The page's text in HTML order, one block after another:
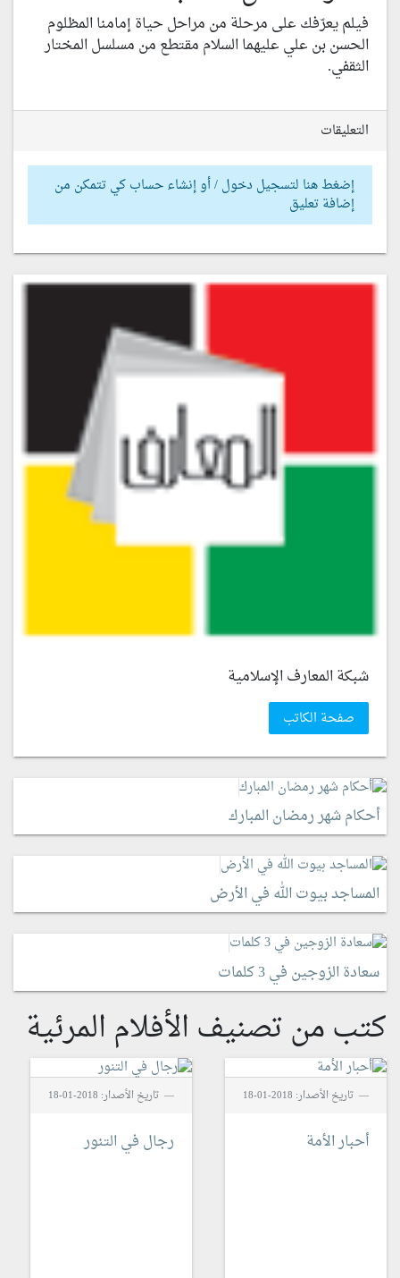
فيلم يعرّفك على مرحلة من مراحل حياة إمامنا المظلوم
الحسن بن علي عليهما السلام مقتطع من مسلسل المختار
الثقفي.
التعليقات
إضغط هنا لتسجيل دخول / أو إنشاء حساب كي تتمكن من
إضافة تعليق
شبكة المعارف الإسلامية
صفحة الكاتب
أحكام شهر رمضان المبارك
المساجد بيوت الله في الأرض
سعادة الزوجين في 3 كلمات
كتب من تصنيف الأفلام المرئية
تاريخ الأصدار: 2018-01-18
أحبار الأمة
تاريخ الأصدار: 2018-01-18
رجال في التنور